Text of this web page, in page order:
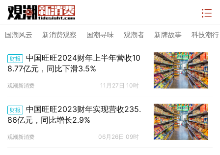
国潮风云 新消费观察 国潮寻味 观潮者 新牌故事 科技潮行
财报
中国旺旺2024财年上半年营收10
8.77亿元，同比下滑3.5%
观潮新消费 11月27日 10时
财报
中国旺旺2023财年实现营收235.
86亿元，同比增长2.9%
观潮新消费 06月26日 09时